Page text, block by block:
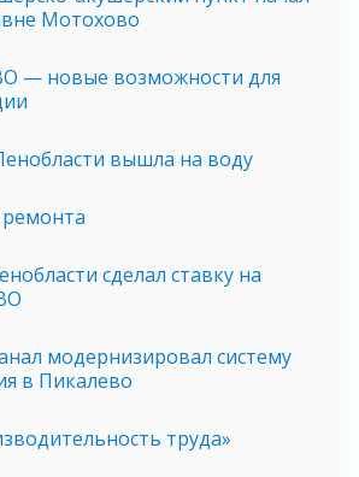
Мотохово
— новые возможности для
вышла на воду
сделал ставку на
модернизировал систему
в Пикалево
труда»